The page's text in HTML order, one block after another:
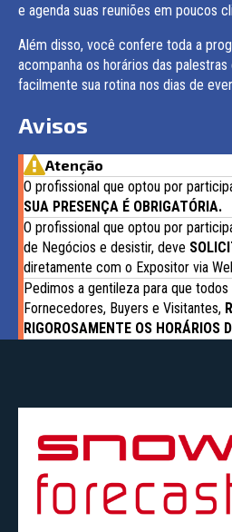
e agenda suas reuniões em poucos
Além disso, você confere toda a
acompanha os horários das
facilmente sua rotina nos dias de
Avisos
Atenção
O profissional que optou por
SUA PRESENÇA É OBRIGATÓRIA.
O profissional que optou por
de Negócios e desistir, deve
diretamente com o Expositor via
Pedimos a gentileza para que
Fornecedores, Buyers e Visitantes,
RIGOROSAMENTE OS HORÁRIOS